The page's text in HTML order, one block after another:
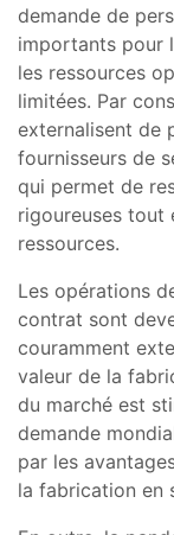
demande de
importants pour
les ressources
limitées. Par
externalisent de
fournisseurs de
qui permet de
rigoureuses tout
ressources.
Les opérations
contrat sont
couramment
valeur de la
du marché est
demande
par les
la fabrication en